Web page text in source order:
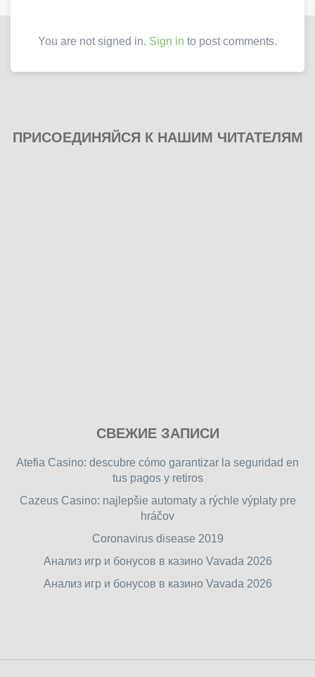
You are not signed in. Sign in to post comments.
ПРИСОЕДИНЯЙСЯ К НАШИМ ЧИТАТЕЛЯМ
free
games
games.
СВЕЖИЕ ЗАПИСИ
Atefia Casino: descubre cómo garantizar la seguridad en
tus pagos y retiros
Cazeus Casino: najlepšie automaty a rýchle výplaty pre
hráčov
Coronavirus disease 2019
Анализ игр и бонусов в казино Vavada 2026
Анализ игр и бонусов в казино Vavada 2026